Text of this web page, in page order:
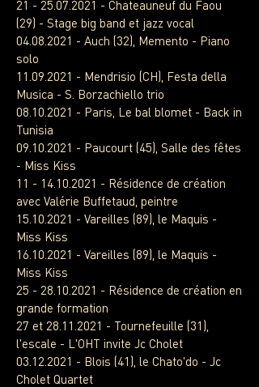
21 - 25.07.2021 - Chateauneuf du Faou
(29) - Stage big band et jazz vocal
04.08.2021 - Auch (32), Memento - Piano
solo
11.09.2021 - Mendrisio (CH), Festa della
Musica - S. Borzachiello trio
08.10.2021 - Paris, Le bal blomet - Back in
Tunisia
09.10.2021 - Paucourt (45), Salle des fêtes
- Miss Kiss
11 - 14.10.2021 - Résidence de création
avec Valérie Buffetaud, peintre
15.10.2021 - Vareilles (89), le Maquis -
Miss Kiss
16.10.2021 - Vareilles (89), le Maquis -
Miss Kiss
25 - 28.10.2021 - Résidence de création en
grande formation
27 et 28.11.2021 - Tournefeuille (31),
l'escale - L'OHT invite Jc Cholet
03.12.2021 - Blois (41), le Chato'do - Jc
Cholet Quartet